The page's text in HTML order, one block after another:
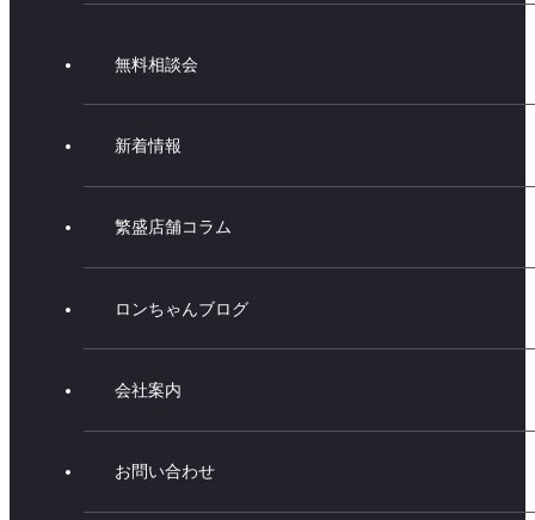
無料相談会
新着情報
繁盛店舗コラム
ロンちゃんブログ
会社案内
お問い合わせ